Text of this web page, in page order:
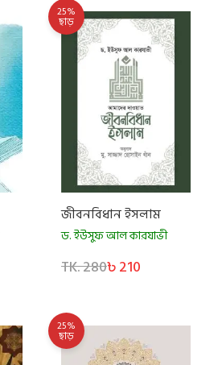
25%
ছাড়
জীবনবিধান ইসলাম
ড. ইউসুফ আল কারযাভী
TK. 280৳ 210
25%
ছাড়